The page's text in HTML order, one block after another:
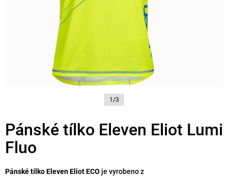
1/3
Pánské tílko Eleven Eliot Lumi
Fluo
Pánské tílko Eleven Eliot ECO je vyrobeno z